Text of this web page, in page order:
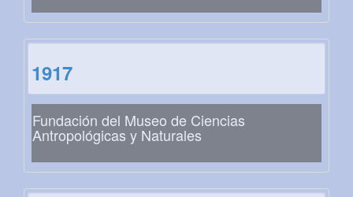
1917
Fundación del Museo de Ciencias
Antropológicas y Naturales